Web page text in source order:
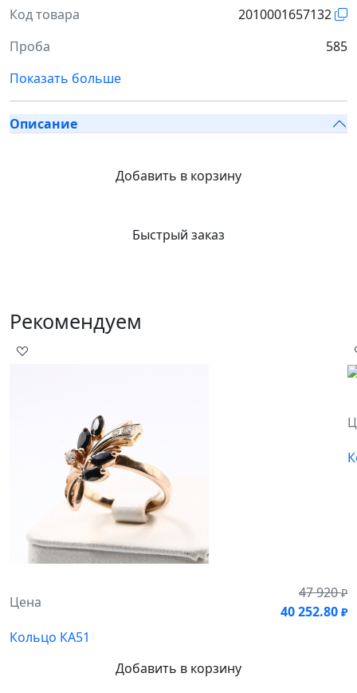
Код товара
2010001657132
Проба
585
Показать больше
Описание
Добавить в корзину
Быстрый заказ
Рекомендуем
Цена
47 920₽
40 252.80 ₽
Кольцо КА51
Добавить в корзину